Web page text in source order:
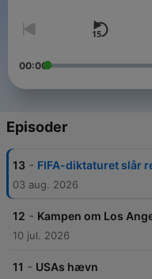
efterretningsagenter,
krigsforbrydere og
00:00
Episoder
13 - FIFA-diktaturet slår
03 aug. 2026
12 - Kampen om Los
10 jul. 2026
11 - USAs hævn